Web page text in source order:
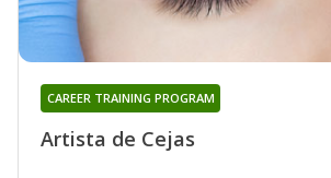
Artista de Cejas
CAREER TRAINING PROGRAM